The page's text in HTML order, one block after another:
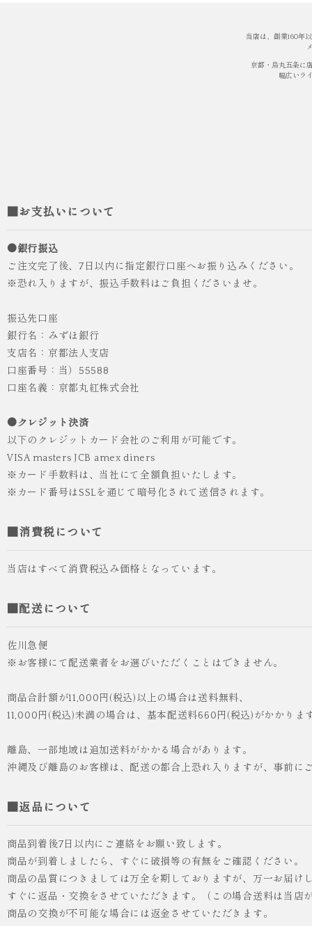
当店は、創業160年
京都・烏丸五条に
幅広いラ
■お支払いについて
●銀行振込
ご注文完了後、7日以内に指定銀行口座へお振り込みください。
※恐れ入りますが、振込手数料はご負担くださいませ。
振込先口座
銀行名：みずほ銀行
支店名：京都法人支店
口座番号：当）55588
口座名義：京都丸紅株式会社
●クレジット決済
以下のクレジットカード会社のご利用が可能です。
VISA masters JCB amex diners
※カード手数料は、当社にて全額負担いたします。
※カード番号はSSLを通じて暗号化されて送信されます。
■消費税について
当店はすべて消費税込み価格となっています。
■配送について
佐川急便
※お客様にて配送業者をお選びいただくことはできません。
商品合計額が11,000円(税込)以上の場合は送料無料、
11,000円(税込)未満の場合は、基本配送料660円(税込)がかかりま
離島、一部地域は追加送料がかかる場合があります。
沖縄及び離島のお客様は、配送の都合上恐れ入りますが、事前に
■返品について
商品到着後7日以内にご連絡をお願い致します。
商品が到着しましたら、すぐに破損等の有無をご確認ください。
商品の品質につきましては万全を期しておりますが、万一お届
すぐに返品・交換をさせていただきます。（この場合送料は当店
商品の交換が不可能な場合には返金させていただきます。